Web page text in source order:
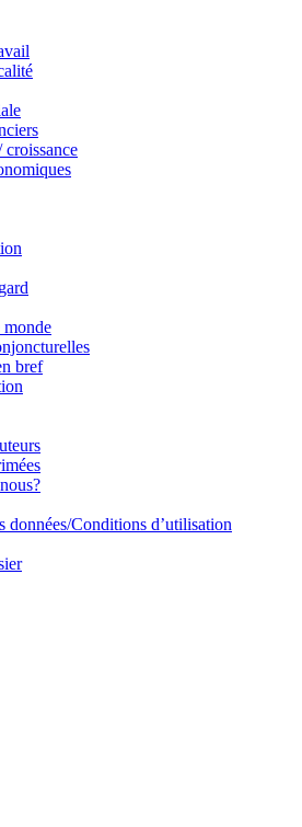
monde
bref
données/Conditions d’utilisation